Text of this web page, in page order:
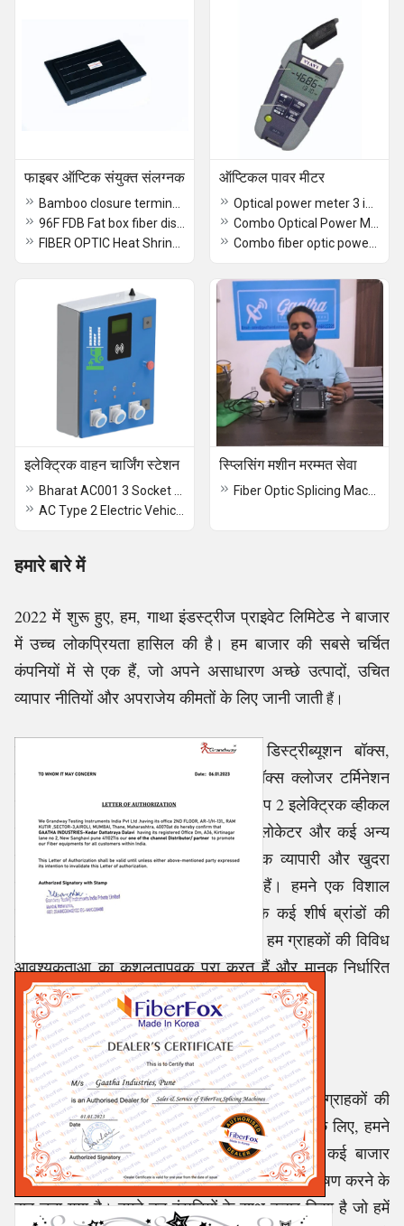
फाइबर ऑप्टिक संयुक्त संलग्नक ऑप्टिकल पावर मीटर
इलेक्ट्रिक वाहन चार्जिंग स्टेशन स्प्लिसिंग मशीन मरम्मत सेवा
हमारे बारे में
2022 में शुरू हुए, हम, गाथा इंडस्ट्रीज प्राइवेट लिमिटेड ने बाजार
में उच्च लोकप्रियता हासिल की है। हम बाजार की सबसे चर्चित
कंपनियों में से एक हैं, जो अपने असाधारण अच्छे उत्पादों, उचित
व्यापार नीतियों और अपराजेय कीमतों के लिए जानी जातीहैं।
हम FDB फैट बॉक्स फाइबर ऑप्टिक डिस्ट्रीब्यूशन बॉक्स,
फाइबरशॉट प्रो सीरीज़ OTDR, टिफिन बॉक्स क्लोजर टर्मिनेशन
बॉक्स, कॉम्बो ऑप्टिकल पावर मीटर, AC टाइप 2 इलेक्ट्रिक व्हीकल
सॉकेट चार्जर, फाइबरशॉट विज़ुअल फॉल्ट लोकेटर और कई अन्य
उत्पादों की आपूर्ति करके एक व्यापारी, थोक व्यापारी और खुदरा
विक्रेता के रूप में उद्योग की सेवा करते हैं। हमने एक विशाल
पोर्टफोलियो बनाए रखा है, जिसमें बाजार के कई शीर्ष ब्रांडों की
रचनाएं शामिल हैं। इस पोर्टफोलियो के साथ, हम ग्राहकों की विविध
आवश्यकताओं को कुशलतापूर्वक पूरा करते हैं और मानक निर्धारित
करते हैं।
विश्वसनीय विक्रेता आधार
हमारे उत्पादों का स्टॉक नियमित रूप से बनाए रखने, ग्राहकों की
खुदरा या थोक मांगों को स्वीकार करने और पूरा करने के लिए, हमने
एक विश्वसनीय विक्रेता आधार बनाए रखा है। इसे कई बाजार
विश्लेषण करने और विभिन्न कंपनियों के लक्षणों का विश्लेषण करने के
बाद चुना गया है। हमने उन कंपनियों के साथ करार किया है जो हमें